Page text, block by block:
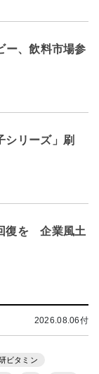
ー、飲料市場参
シリーズ」刷
復を 企業風土
2026.08.06付
ビタミン